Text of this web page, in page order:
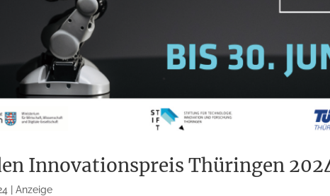
Innovationspreis Thüringen
|Anzeige